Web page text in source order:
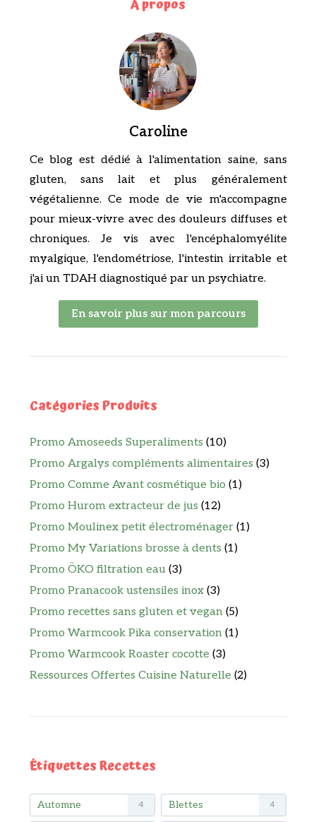
A propos
Caroline
Ce blog est dédié à l'alimentation saine, sans
gluten, sans lait et plus généralement
végétalienne. Ce mode de vie m'accompagne
pour mieux-vivre avec des douleurs diffuses et
chroniques. Je vis avec l'encéphalomyélite
myalgique, l'endométriose, l'intestin irritable et
j'ai un TDAH diagnostiqué par un psychiatre.
En savoir plus sur mon parcours
Catégories Produits
Promo Amoseeds Superaliments (10)
Promo Argalys compléments alimentaires (3)
Promo Comme Avant cosmétique bio (1)
Promo Hurom extracteur de jus (12)
Promo Moulinex petit électroménager (1)
Promo My Variations brosse à dents (1)
Promo ÖKO filtration eau (3)
Promo Pranacook ustensiles inox (3)
Promo recettes sans gluten et vegan (5)
Promo Warmcook Pika conservation (1)
Promo Warmcook Roaster cocotte (3)
Ressources Offertes Cuisine Naturelle (2)
Étiquettes Recettes
Automne 4 Blettes 4